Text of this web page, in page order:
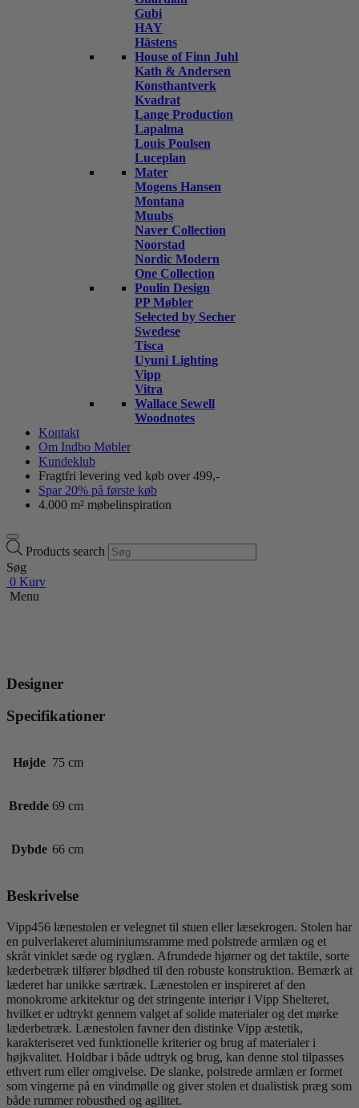
Gubi
HAY
Hästens
House of Finn Juhl
Kath & Andersen
Konsthantverk
Kvadrat
Lange Production
Lapalma
Louis Poulsen
Luceplan
Mater
Mogens Hansen
Montana
Muubs
Naver Collection
Noorstad
Nordic Modern
One Collection
Poulin Design
PP Møbler
Selected by Secher
Swedese
Tisca
Uyuni Lighting
Vipp
Vitra
Wallace Sewell
Woodnotes
Kontakt
Om Indbo Møbler
Kundeklub
Fragtfri levering ved køb over 499,-
Spar 20% på første køb
4.000 m² møbelinspiration
Products search
Søg
0 Kurv
Menu
Designer
Specifikationer
Højde 75 cm
Bredde 69 cm
Dybde 66 cm
Beskrivelse
Vipp456 lænestolen er velegnet til stuen eller læsekrogen. Stolen har
en pulverlakeret aluminiumsramme med polstrede armlæn og et
skråt vinklet sæde og ryglæn. Afrundede hjørner og det taktile, sorte
læderbetræk tilfører blødhed til den robuste konstruktion. Bemærk at
læderet har unikke særtræk. Lænestolen er inspireret af den
monokrome arkitektur og det stringente interiør i Vipp Shelteret,
hvilket er udtrykt gennem valget af solide materialer og det mørke
læderbetræk. Lænestolen favner den distinke Vipp æstetik,
karakteriseret ved funktionelle kriterier og brug af materialer i
højkvalitet. Holdbar i både udtryk og brug, kan denne stol tilpasses
ethvert rum eller omgivelse. De slanke, polstrede armlæn er formet
som vingerne på en vindmølle og giver stolen et dualistisk præg som
både rummer robusthed og agilitet.